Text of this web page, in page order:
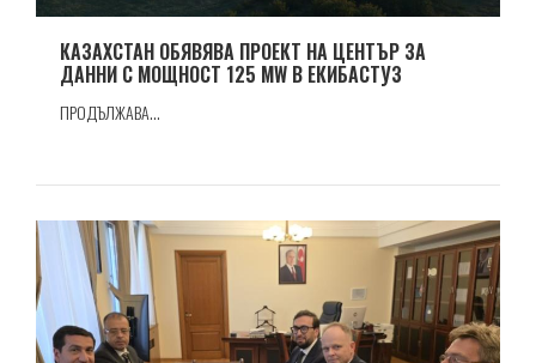
КАЗАХСТАН ОБЯВЯВА ПРОЕКТ НА ЦЕНТЪР ЗА
ДАННИ С МОЩНОСТ 125 MW В ЕКИБАСТУЗ
ПРОДЪЛЖАВА...